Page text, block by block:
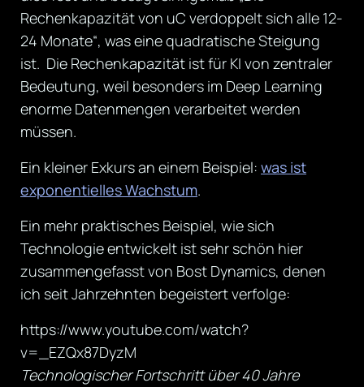
Rechenkapazität von uC verdoppelt sich alle 12-
24 Monate“, was eine quadratische Steigung
ist. Die Rechenkapazität ist für KI von zentraler
Bedeutung, weil besonders im Deep Learning
enorme Datenmengen verarbeitet werden
müssen.
Ein kleiner Exkurs an einem Beispiel: was ist
exponentielles Wachstum.
Ein mehr praktisches Beispiel, wie sich
Technologie entwickelt ist sehr schön hier
zusammengefasst von Bost Dynamics, denen
ich seit Jahrzehnten begeistert verfolge:
https://www.youtube.com/watch?
v=_EZQx87DyzM
Technologischer Fortschritt über 40 Jahre